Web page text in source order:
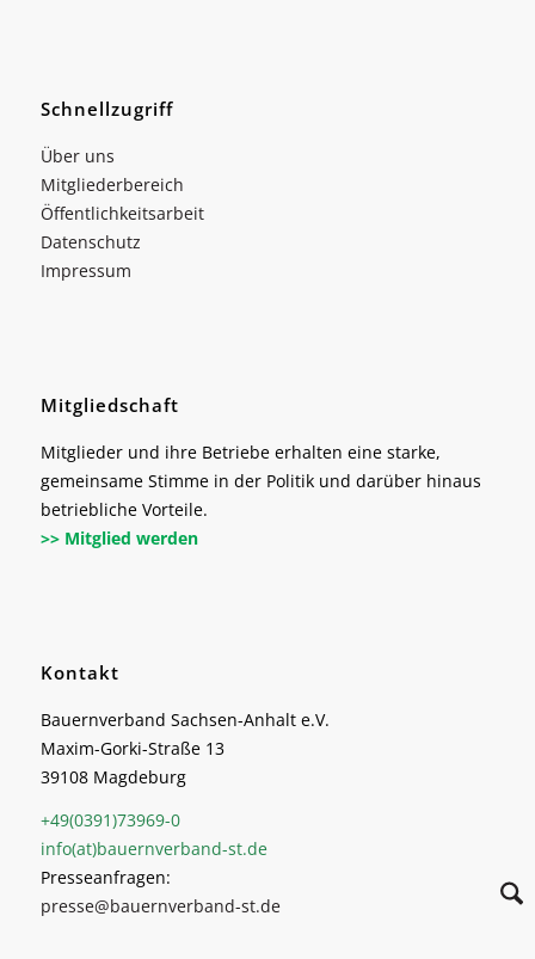
Schnellzugriff
Über uns
Mitgliederbereich
Öffentlichkeitsarbeit
Datenschutz
Impressum
Mitgliedschaft
Mitglieder und ihre Betriebe erhalten eine starke,
gemeinsame Stimme in der Politik und darüber hinaus
betriebliche Vorteile.
>> Mitglied werden
Kontakt
Bauernverband Sachsen-Anhalt e.V.
Maxim-Gorki-Straße 13
39108 Magdeburg
+49(0391)73969-0
info(at)bauernverband-st.de
Presseanfragen:
presse@bauernverband-st.de